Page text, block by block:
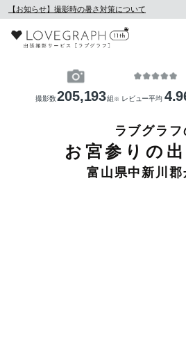
【お知らせ】撮影時の暑さ対策について
撮影数205,193組 ※ レビュー平均
ラブグラフ
お宮参りの
富山県中新川郡